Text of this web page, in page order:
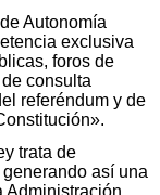
Autonomía
exclusiva
foros de
consulta
referéndum y de
trata de
así una
Administración